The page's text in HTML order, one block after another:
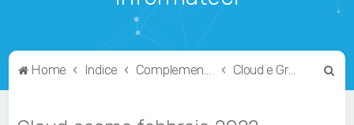
Home Indice Complementari Cloud e Green Computing